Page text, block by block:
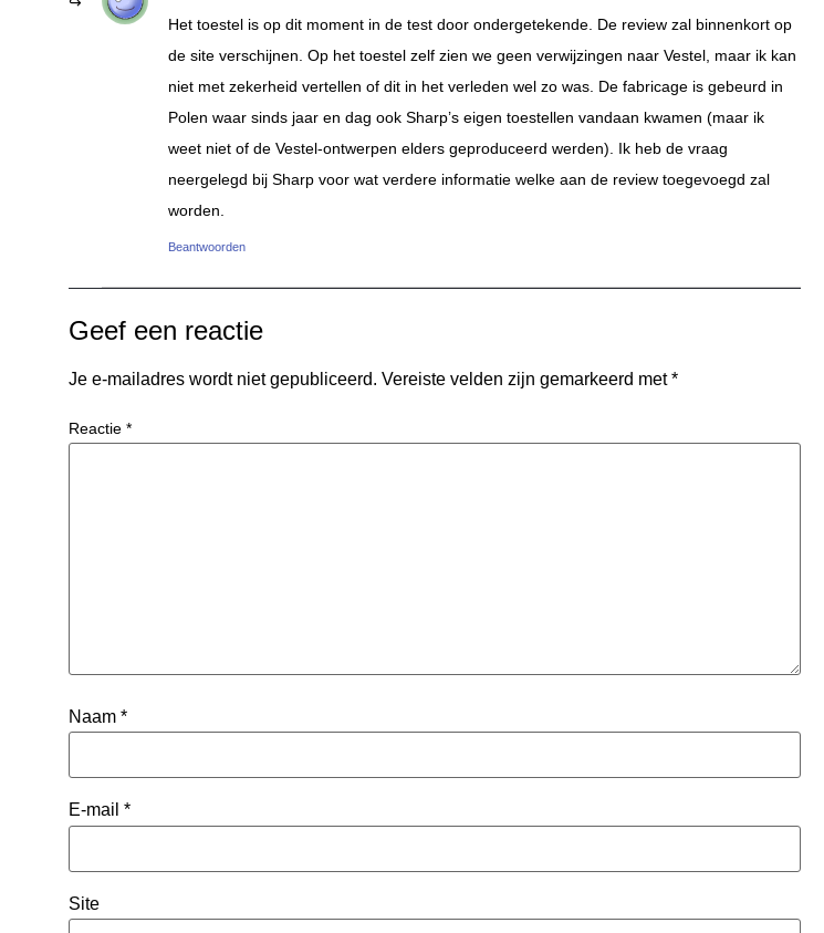
Het toestel is op dit moment in de test door ondergetekende. De review zal binnenkort op
de site verschijnen. Op het toestel zelf zien we geen verwijzingen naar Vestel, maar ik kan
niet met zekerheid vertellen of dit in het verleden wel zo was. De fabricage is gebeurd in
Polen waar sinds jaar en dag ook Sharp’s eigen toestellen vandaan kwamen (maar ik
weet niet of de Vestel-ontwerpen elders geproduceerd werden). Ik heb de vraag
neergelegd bij Sharp voor wat verdere informatie welke aan de review toegevoegd zal
worden.
Beantwoorden
Geef een reactie
Je e-mailadres wordt niet gepubliceerd. Vereiste velden zijn gemarkeerd met*
Reactie *
Naam *
E-mail *
Site